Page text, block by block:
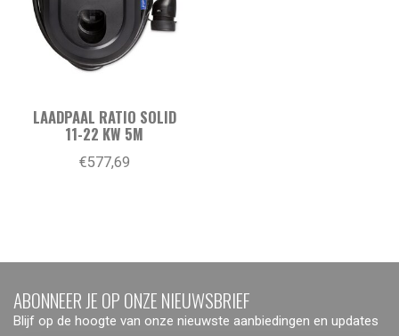
LAADPAAL RATIO SOLID
11-22 KW 5M
€577,69
ABONNEER JE OP ONZE NIEUWSBRIEF
Blijf op de hoogte van onze nieuwste aanbiedingen en updates